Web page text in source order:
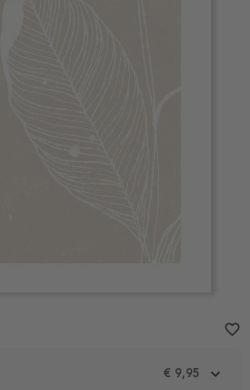
€ 9,95
favorite_border